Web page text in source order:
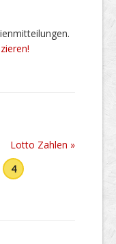
Lotto Zahlen »
4